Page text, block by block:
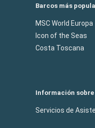
Barcos más
MSC World Europa
Icon of the Seas
Costa Toscana
Información
Servicios de